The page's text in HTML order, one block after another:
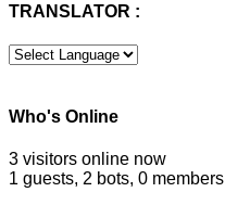
TRANSLATOR :
Who's Online
3 visitors online now
1 guests, 2 bots, 0 members